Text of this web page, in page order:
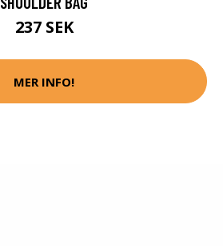
237 SEK
MER INFO!